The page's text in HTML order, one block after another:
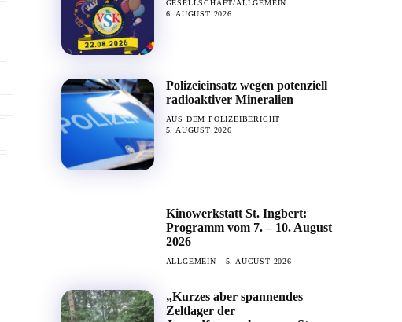
GESELLSCHAFT/ALLGEMEIN
6. AUGUST 2026
Polizeieinsatz wegen potenziell
radioaktiver Mineralien
AUS DEM POLIZEIBERICHT
5. AUGUST 2026
Kinowerkstatt St. Ingbert:
Programm vom 7. – 10. August
2026
ALLGEMEIN 5. AUGUST 2026
„Kurzes aber spannendes
Zeltlager der